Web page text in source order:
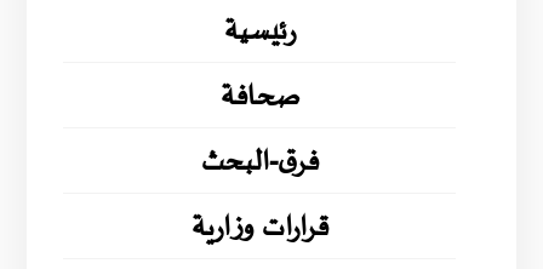
رئيسية
صحافة
فرق-البحث
قرارات وزارية